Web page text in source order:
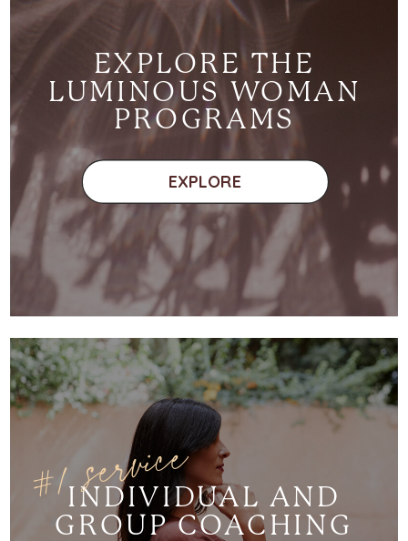
INDIVIDUAL AND
GROUP COACHING
#1 service
EXPLORE THE
LUMINOUS WOMAN
PROGRAMS
EXPLORE